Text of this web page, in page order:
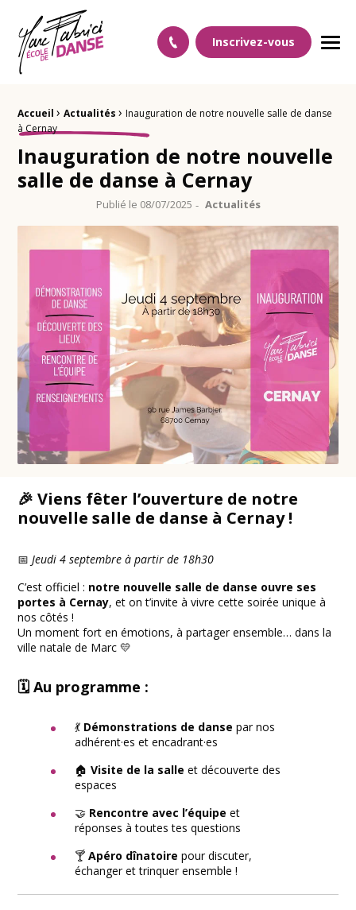
Ecole Danse Mulhouse Ecole de danse à Mulhouse
Inscrivez-vous
Fil d'Ariane :
Accueil › Actualités › Inauguration de notre nouvelle salle de danse
à Cernay
Inauguration de notre nouvelle
salle de danse à Cernay
Publié le 08/07/2025 Actualités
🎉 Viens fêter l’ouverture de notre
nouvelle salle de danse à Cernay !
📅 Jeudi 4 septembre à partir de 18h30
C’est officiel : notre nouvelle salle de danse ouvre ses
portes à Cernay, et on t’invite à vivre cette soirée unique à
nos côtés !
Un moment fort en émotions, à partager ensemble… dans la
ville natale de Marc 💛
🗓️ Au programme :
💃 Démonstrations de danse par nos
adhérent·es et encadrant·es
🏠 Visite de la salle et découverte des
espaces
🤝 Rencontre avec l’équipe et
réponses à toutes tes questions
🍸 Apéro dînatoire pour discuter,
échanger et trinquer ensemble !